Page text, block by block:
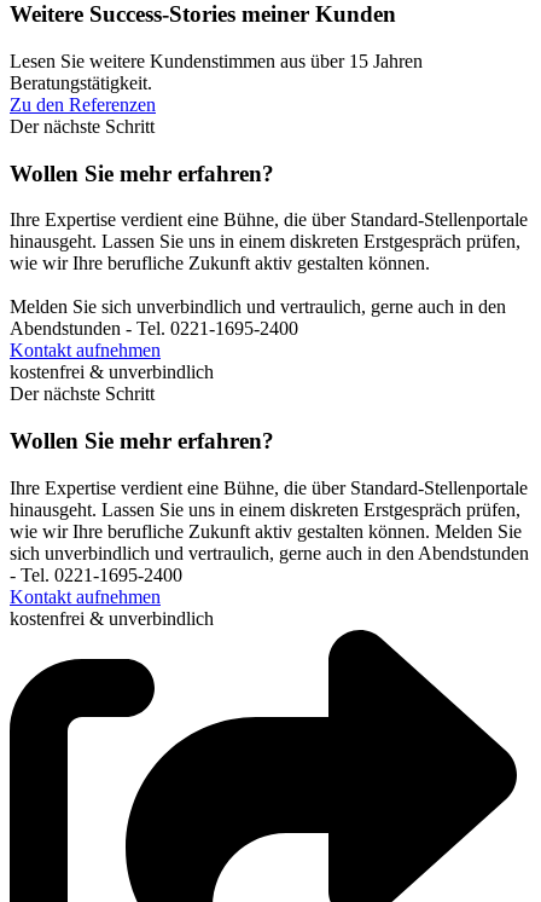
Weitere Success-Stories meiner Kunden
Lesen Sie weitere Kundenstimmen aus über 15 Jahren
Beratungstätigkeit.
Zu den Referenzen
Der nächste Schritt
Wollen Sie mehr erfahren?
Ihre Expertise verdient eine Bühne, die über Standard-Stellenportale
hinausgeht. Lassen Sie uns in einem diskreten Erstgespräch prüfen,
wie wir Ihre berufliche Zukunft aktiv gestalten können.
Melden Sie sich unverbindlich und vertraulich, gerne auch in den
Abendstunden - Tel. 0221-1695-2400
Kontakt aufnehmen
kostenfrei & unverbindlich
Der nächste Schritt
Wollen Sie mehr erfahren?
Ihre Expertise verdient eine Bühne, die über Standard-Stellenportale
hinausgeht. Lassen Sie uns in einem diskreten Erstgespräch prüfen,
wie wir Ihre berufliche Zukunft aktiv gestalten können. Melden Sie
sich unverbindlich und vertraulich, gerne auch in den Abendstunden
- Tel. 0221-1695-2400
Kontakt aufnehmen
kostenfrei & unverbindlich